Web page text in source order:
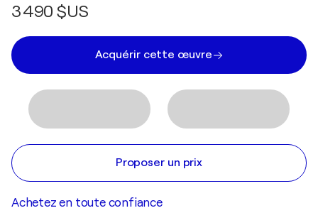
3 490 $US
Acquérir cette œuvre
Proposer un prix
Achetez en toute confiance